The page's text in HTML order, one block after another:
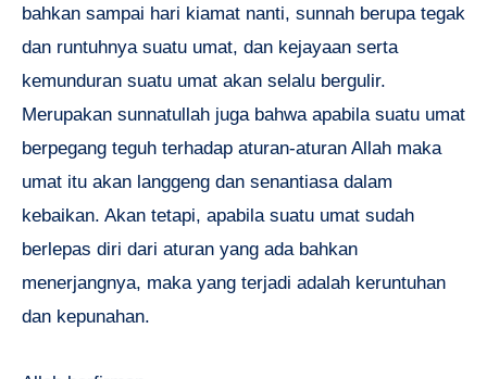
bahkan sampai hari kiamat nanti, sunnah berupa tegak
dan runtuhnya suatu umat, dan kejayaan serta
kemunduran suatu umat akan selalu bergulir.
Merupakan sunnatullah juga bahwa apabila suatu umat
berpegang teguh terhadap aturan-aturan Allah maka
umat itu akan langgeng dan senantiasa dalam
kebaikan. Akan tetapi, apabila suatu umat sudah
berlepas diri dari aturan yang ada bahkan
menerjangnya, maka yang terjadi adalah keruntuhan
dan kepunahan.